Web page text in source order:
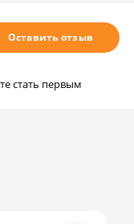
Оставить отзыв
стать первым